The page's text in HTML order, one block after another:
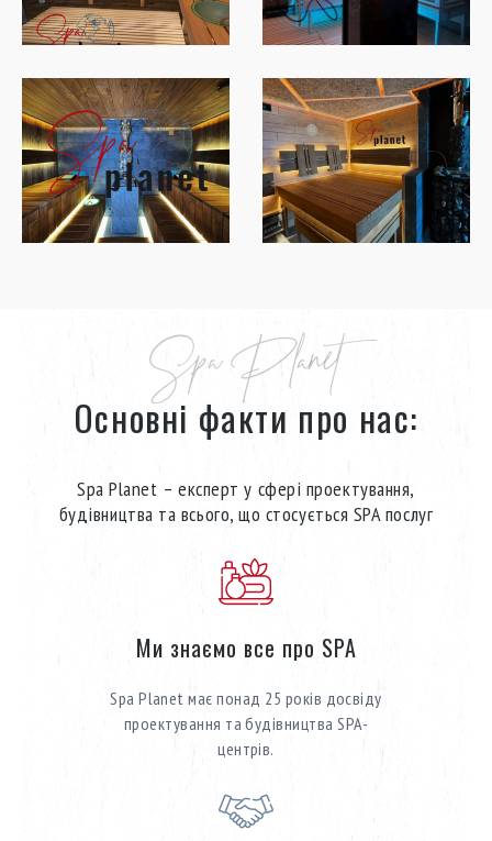
Spa Planet
Основні факти про нас:
Spa Planet – експерт у сфері проектування,
будівництва та всього, що стосується SPA послуг
Ми знаємо все про SPA
Spa Planet має понад 25 років досвіду
проектування та будівництва SPA-
центрів.